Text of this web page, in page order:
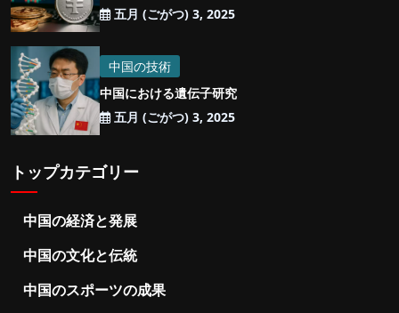
五月 (ごがつ) 3, 2025
中国の技術
中国における遺伝子研究
五月 (ごがつ) 3, 2025
トップカテゴリー
中国の経済と発展
中国の文化と伝統
中国のスポーツの成果